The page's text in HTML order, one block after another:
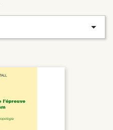
